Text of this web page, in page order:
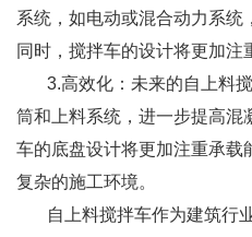
系统，如电动或混合动力系统
同时，搅拌车的设计将更加注
3.高效化：未来的自上料搅
筒和上料系统，进一步提高混
车的底盘设计将更加注重承载
复杂的施工环境。
自上料搅拌车作为建筑行